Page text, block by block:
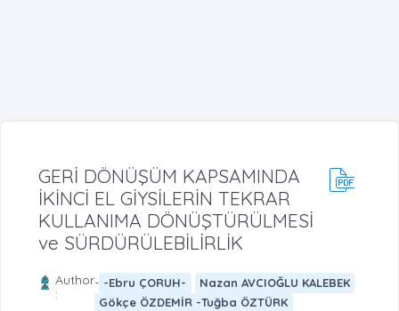
GERİ DÖNÜŞÜM KAPSAMINDA
İKİNCİ EL GİYSİLERİN TEKRAR
KULLANIMA DÖNÜŞTÜRÜLMESİ
ve SÜRDÜRÜLEBİLİRLİK
Author
:
- -Ebru ÇORUH-
Nazan AVCIOĞLU KALEBEK
Gökçe ÖZDEMİR -Tuğba ÖZTÜRK